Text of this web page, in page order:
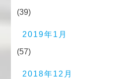
(39)
2019年1月
(57)
2018年12月